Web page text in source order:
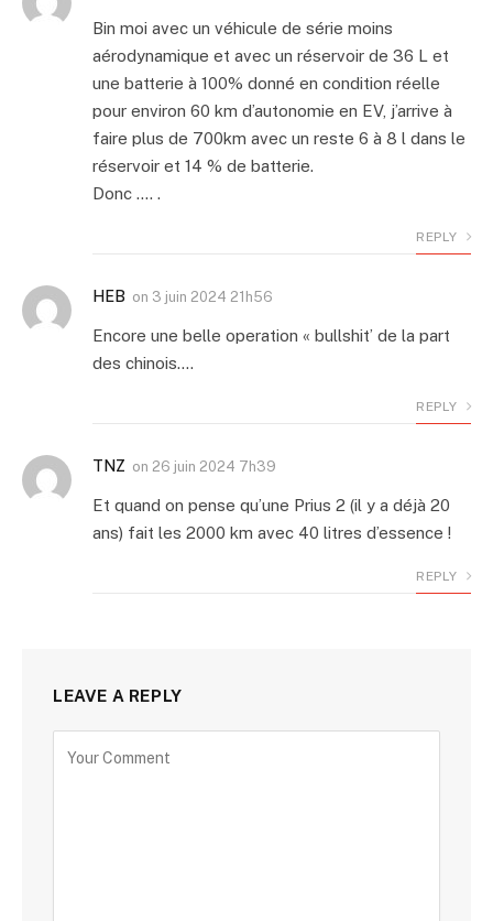
Bin moi avec un véhicule de série moins
aérodynamique et avec un réservoir de 36 L et
une batterie à 100% donné en condition réelle
pour environ 60 km d’autonomie en EV, j’arrive à
faire plus de 700km avec un reste 6 à 8 l dans le
réservoir et 14 % de batterie.
Donc …. .
REPLY
HEB on 3 juin 2024 21h56
Encore une belle operation « bullshit’ de la part
des chinois….
REPLY
TNZ on 26 juin 2024 7h39
Et quand on pense qu’une Prius 2 (il y a déjà 20
ans) fait les 2000 km avec 40 litres d’essence !
REPLY
LEAVE A REPLY